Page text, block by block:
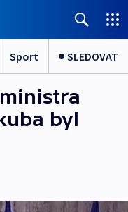
Sport SLEDOVAT
byl